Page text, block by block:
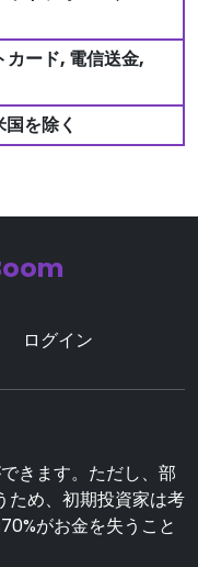
カード, 電信送金,
を除く
ログイン
きます。ただし、部
ため、初期投資家は考
がお金を失うこと